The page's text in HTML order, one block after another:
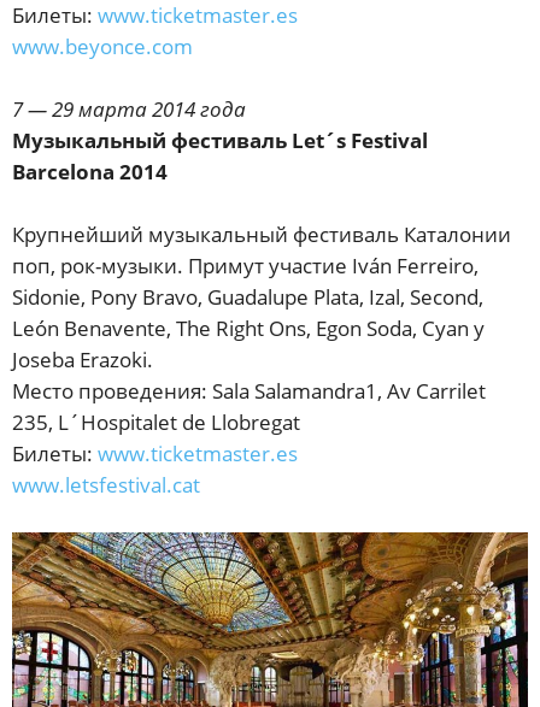
Билеты: www.ticketmaster.es
www.beyonce.com
7 — 29 марта 2014 года
Музыкальный фестиваль Let´s Festival
Barcelona 2014
Крупнейший музыкальный фестиваль Каталонии
поп, рок-музыки. Примут участие Iván Ferreiro,
Sidonie, Pony Bravo, Guadalupe Plata, Izal, Second,
León Benavente, The Right Ons, Egon Soda, Cyan y
Joseba Erazoki.
Место проведения: Sala Salamandra1, Av Carrilet
235, L´Hospitalet de Llobregat
Билеты: www.ticketmaster.es
www.letsfestival.cat